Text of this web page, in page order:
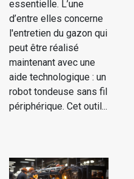
essentielle. L’une
d’entre elles concerne
l'entretien du gazon qui
peut être réalisé
maintenant avec une
aide technologique : un
robot tondeuse sans fil
périphérique. Cet outil...